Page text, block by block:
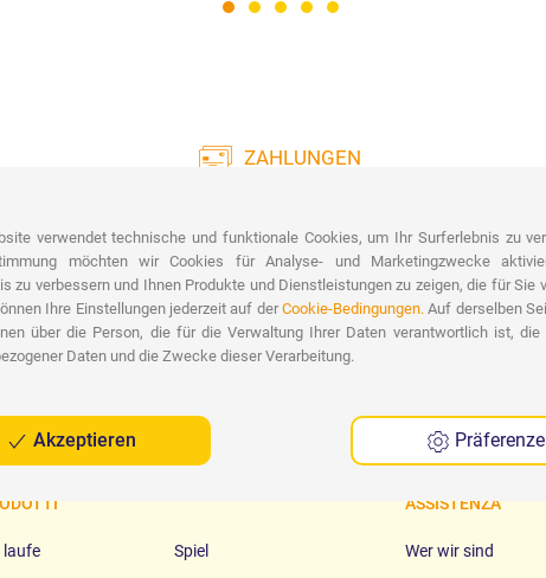
ZAHLUNGEN
Nachnahme.
laufe
Spiel
ASSISTENZA
Wer wir sind
verwendet technische und funktionale Cookies, um Ihr Surferlebnis zu
möchten wir Cookies für Analyse- und Marketingzwecke
zu verbessern und Ihnen Produkte und Dienstleistungen zu zeigen, die für Sie
Ihre Einstellungen jederzeit auf derCookie-Bedingungen. Auf derselben
über die Person, die für die Verwaltung Ihrer Daten verantwortlich ist, die
Daten und die Zwecke dieser Verarbeitung.
Akzeptieren